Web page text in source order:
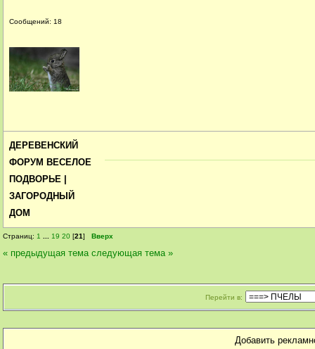
Сообщений: 18
ДЕРЕВЕНСКИЙ
ФОРУМ ВЕСЕЛОЕ
ПОДВОРЬЕ |
ЗАГОРОДНЫЙ
ДОМ
Страниц: 1 19 20 [21] Вверх
« предыдущая тема следующая тема »
Перейти в:
Добавить